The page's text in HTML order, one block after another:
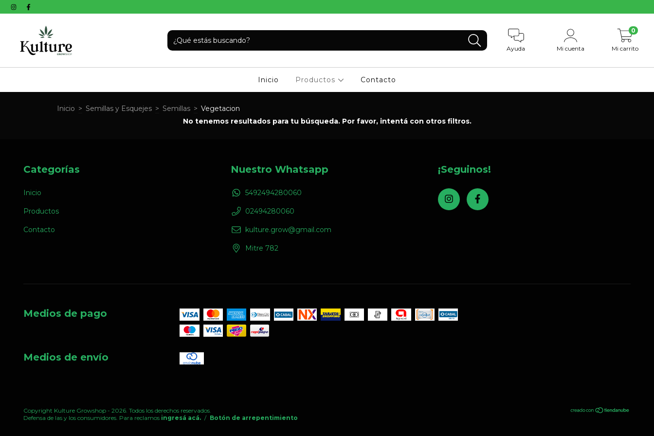
Ayuda Mi cuenta Mi carrito
0
Inicio Productos Contacto
Inicio > Semillas y Esquejes > Semillas > Vegetacion
No tenemos resultados para tu búsqueda. Por favor, intentá con otros filtros.
Categorías
Inicio
Productos
Contacto
Nuestro Whatsapp
5492494280060
02494280060
kulture.grow@gmail.com
Mitre 782
¡Seguinos!
Medios de pago
Medios de envío
Copyright Kulture Growshop - 2026. Todos los derechos reservados.
Defensa de las y los consumidores. Para reclamos ingresá acá. / Botón de arrepentimiento